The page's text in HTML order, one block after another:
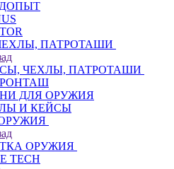
ПАТРОТАШИ
ЧЕХЛЫ, ПАТРОТАШИ
ДЛЯ ОРУЖИЯ
И КЕЙСЫ
ОРУЖИЯ
TECH